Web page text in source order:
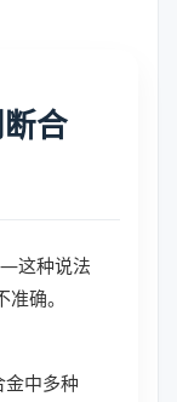
合
这种说法
确。
金中多种